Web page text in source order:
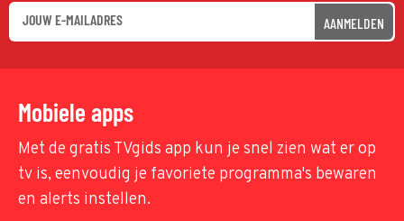
AANMELDEN
Mobiele apps
Met de gratis TVgids app kun je snel zien wat er op
tv is, eenvoudig je favoriete programma's bewaren
en alerts instellen.